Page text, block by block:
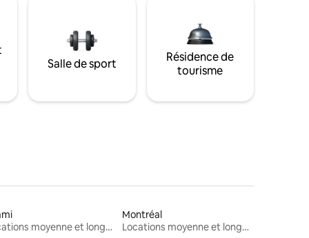
Salle de sport
Résidence de
tourisme
Locations moyenne et longue durée
Montréal
Locations moyenne et longue durée